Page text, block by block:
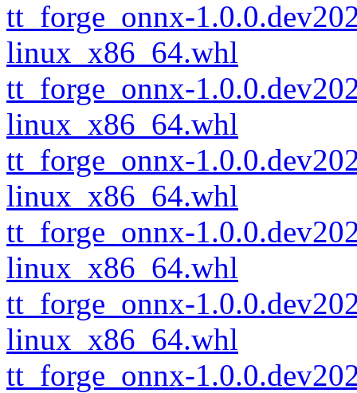
tt_forge_onnx-
linux_x86_64.whl
tt_forge_onnx-
linux_x86_64.whl
tt_forge_onnx-
linux_x86_64.whl
tt_forge_onnx-
linux_x86_64.whl
tt_forge_onnx-
linux_x86_64.whl
tt_forge_onnx-